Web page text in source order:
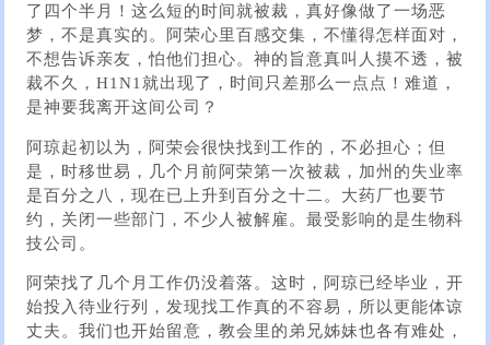
了四个半月！这么短的时间就被裁，真好像做了一场恶
梦，不是真实的。阿荣心里百感交集，不懂得怎样面对，
不想告诉亲友，怕他们担心。神的旨意真叫人摸不透，被
裁不久，H1N1就出现了，时间只差那么一点点！难道，
是神要我离开这间公司？
阿琼起初以为，阿荣会很快找到工作的，不必担心；但
是，时移世易，几个月前阿荣第一次被裁，加州的失业率
是百分之八，现在已上升到百分之十二。大药厂也要节
约，关闭一些部门，不少人被解雇。最受影响的是生物科
技公司。
阿荣找了几个月工作仍没着落。这时，阿琼已经毕业，开
始投入待业行列，发现找工作真的不容易，所以更能体谅
丈夫。我们也开始留意，教会里的弟兄姊妹也各有难处，